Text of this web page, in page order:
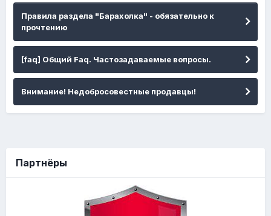
Правила раздела "Барахолка" - обязательно к
прочтению
[faq] Общий Faq. Частозадаваемые вопросы.
Внимание! Недобросовестные продавцы!
Партнёры